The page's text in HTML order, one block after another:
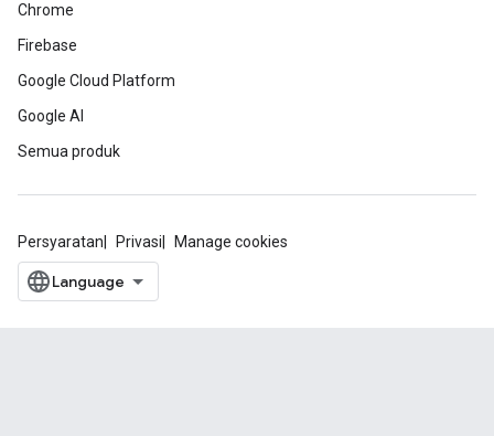
Chrome
Firebase
Google Cloud Platform
Google AI
Semua produk
Persyaratan Privasi Manage cookies